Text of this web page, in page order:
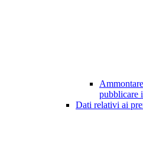
pubblicare
Dati relativi ai